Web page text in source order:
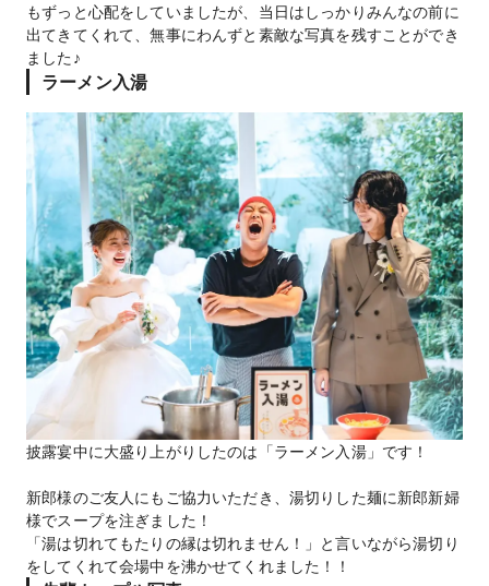
もずっと心配をしていましたが、当日はしっかりみんなの前に
出てきてくれて、無事にわんずと素敵な写真を残すことができ
ました♪
ラーメン入湯
披露宴中に大盛り上がりしたのは「ラーメン入湯」です！
新郎様のご友人にもご協力いただき、湯切りした麺に新郎新婦
様でスープを注ぎました！
「湯は切れてもたりの縁は切れません！」と言いながら湯切り
をしてくれて会場中を沸かせてくれました！！